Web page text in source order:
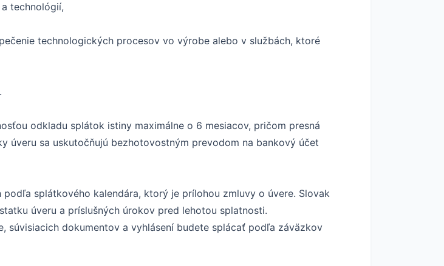
technológií,
technologických procesov vo výrobe alebo v službách, ktoré
odkladu splátok istiny maximálne o 6 mesiacov, pričom presná
úveru sa uskutočňujú bezhotovostným prevodom na bankový účet
splátkového kalendára, ktorý je prílohou zmluvy o úvere. Slovak
úveru a príslušných úrokov pred lehotou splatnosti.
súvisiacich dokumentov a vyhlásení budete splácať podľa záväzkov